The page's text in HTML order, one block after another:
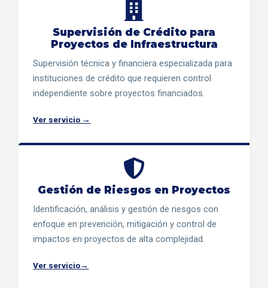
Supervisión de Crédito para
Proyectos de Infraestructura
Supervisión técnica y financiera especializada para
instituciones de crédito que requieren control
independiente sobre proyectos financiados.
Ver servicio →
Gestión de Riesgos en Proyectos
Identificación, análisis y gestión de riesgos con
enfoque en prevención, mitigación y control de
impactos en proyectos de alta complejidad.
Ver servicio→